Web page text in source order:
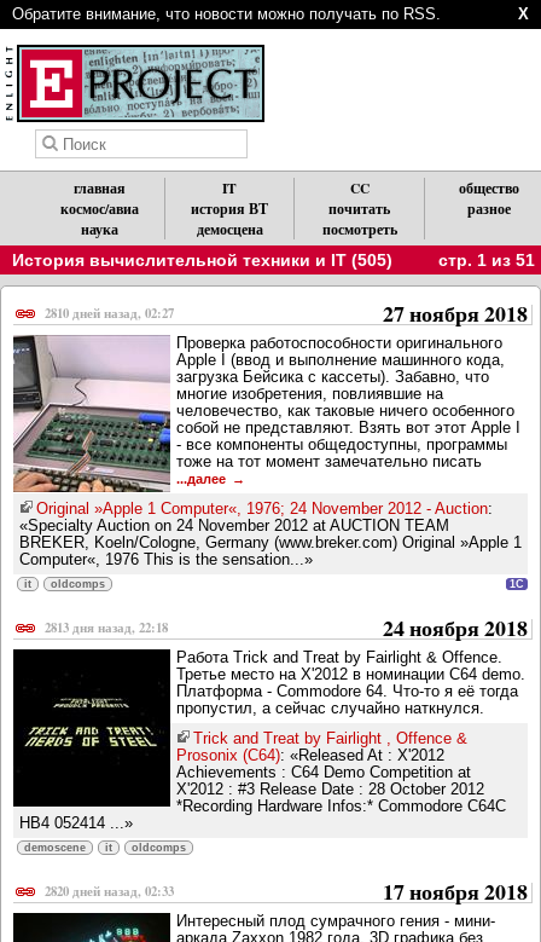
Обратите внимание, что новости можно получать по RSS. X
главная
космос/авиа
наука
IT
история ВТ
демосцена
CC
почитать
посмотреть
общество
разное
История вычислительной техники и IT (505) стр. 1 из 51
2810 дней назад, 02:27 27 ноября 2018
Проверка работоспособности оригинального
Apple I (ввод и выполнение машинного кода,
загрузка Бейсика с кассеты). Забавно, что
многие изобретения, повлиявшие на
человечество, как таковые ничего особенного
собой не представляют. Взять вот этот Apple I
- все компоненты общедоступны, программы
тоже на тот момент замечательно писать
...далее
Original »Apple 1 Computer«, 1976; 24 November 2012 - Auction:
«Specialty Auction on 24 November 2012 at AUCTION TEAM
BREKER, Koeln/Cologne, Germany (www.breker.com) Original »Apple 1
Computer«, 1976 This is the sensation...»
it oldcomps 1C
2813 дня назад, 22:18 24 ноября 2018
Работа Trick and Treat by Fairlight & Offence.
Третье место на X'2012 в номинации C64 demo.
Платформа - Commodore 64. Что-то я её тогда
пропустил, а сейчас случайно наткнулся.
Trick and Treat by Fairlight , Offence &
Prosonix (C64): «Released At : X'2012
Achievements : C64 Demo Competition at
X'2012 : #3 Release Date : 28 October 2012
*Recording Hardware Infos:* Commodore C64C
HB4 052414 ...»
demoscene it oldcomps
2820 дней назад, 02:33 17 ноября 2018
Интересный плод сумрачного гения - мини-
аркада Zaxxon 1982 года. 3D графика без